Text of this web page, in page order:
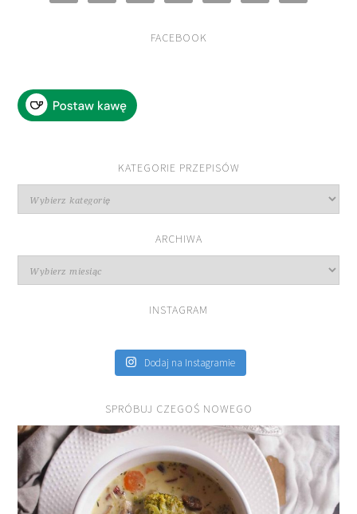
FACEBOOK
KATEGORIE PRZEPISÓW
przepisów
ARCHIWA
INSTAGRAM
Dodaj na Instagramie
SPRÓBUJ CZEGOŚ NOWEGO